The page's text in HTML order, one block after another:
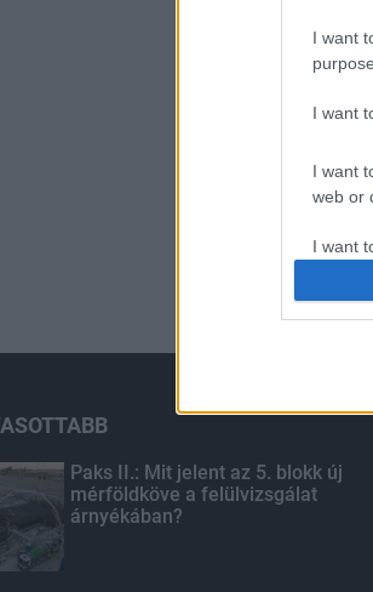
I want
I want
I want
web or
I want
I want
I want
Paks II.: Mit jelent az 5. blokk új
mérföldköve a felülvizsgálat
árnyékában?